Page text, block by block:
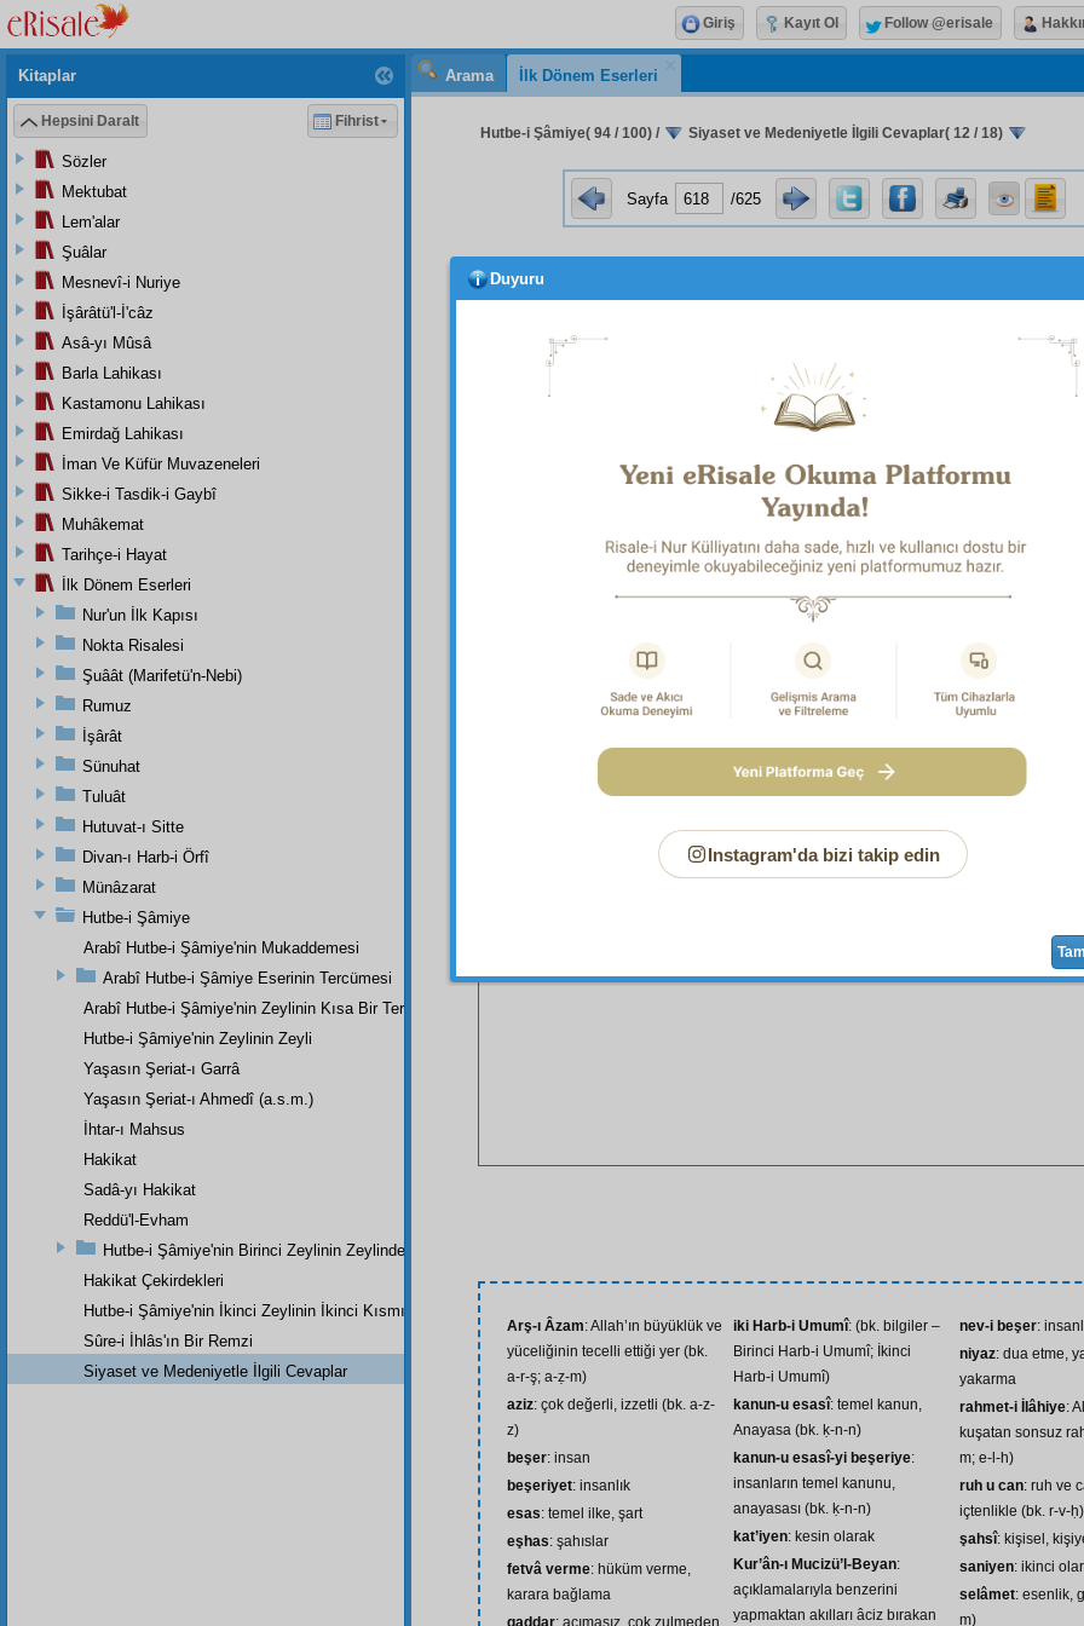
Arama İlk Dönem Eserleri
Hutbe-i Şâmiye( 94 / 100) / Siyaset ve Medeniyetle İlgili Cevaplar( 12 / 18)
Sayfa /625
cozulecek..
Arş-ı Âzam: Allah’ın büyüklük ve
yüceliğinin tecelli ettiği yer (bk.
a-r-ş; a-ẓ-m)
aziz: çok değerli, izzetli (bk. a-z-
z)
beşer: insan
beşeriyet: insanlık
esas: temel ilke, şart
eşhas: şahıslar
fetvâ verme: hüküm verme,
karara bağlama
gaddar: acımasız, çok zulmeden
iki Harb-i Umumî: (bk. bilgiler –
Birinci Harb-i Umumî; İkinci
Harb-i Umumî)
kanun-u esasî: temel kanun,
Anayasa (bk. ḳ-n-n)
kanun-u esasî-yi beşeriye:
insanların temel kanunu,
anayasası (bk. ḳ-n-n)
kat’iyen: kesin olarak
Kur’ân-ı Mucizü’l-Beyan:
açıklamalarıyla benzerini
yapmaktan akılları âciz bırakan
nev-i beşer:
niyaz: dua etme,
yakarma
rahmet-i İlâhiye:
kuşatan sonsuz
m; e-l-h)
ruh u can: ruh ve
içtenlikle (bk. r-v-ḥ)
şahsî: kişisel,
saniyen: ikinci
selâmet: esenlik,
m)
Kitaplar
Hepsini Daralt Fihrist
Sözler
Mektubat
Lem'alar
Şuâlar
Mesnevî-i Nuriye
İşârâtü'l-İ'câz
Asâ-yı Mûsâ
Barla Lahikası
Kastamonu Lahikası
Emirdağ Lahikası
İman Ve Küfür Muvazeneleri
Sikke-i Tasdik-i Gaybî
Muhâkemat
Tarihçe-i Hayat
İlk Dönem Eserleri
Nur'un İlk Kapısı
Nokta Risalesi
Şuâât (Marifetü'n-Nebi)
Rumuz
İşârât
Sünuhat
Tuluât
Hutuvat-ı Sitte
Divan-ı Harb-i Örfî
Münâzarat
Hutbe-i Şâmiye
Arabî Hutbe-i Şâmiye'nin Mukaddemesi
Arabî Hutbe-i Şâmiye Eserinin Tercümesi
Arabî Hutbe-i Şâmiye'nin Zeylinin Kısa Bir Tercümesi
Hutbe-i Şâmiye'nin Zeylinin Zeyli
Yaşasın Şeriat-ı Garrâ
Yaşasın Şeriat-ı Ahmedî (a.s.m.)
İhtar-ı Mahsus
Hakikat
Sadâ-yı Hakikat
Reddü'l-Evham
Hutbe-i Şâmiye'nin Birinci Zeylinin Zeylinden Son Parçadır
Hakikat Çekirdekleri
Hutbe-i Şâmiye'nin İkinci Zeylinin İkinci Kısmı
Sûre-i İhlâs'ın Bir Remzi
Siyaset ve Medeniyetle İlgili Cevaplar
Giriş Kayıt Ol Follow @erisale
Duyuru
Instagram'da bizi takip edin